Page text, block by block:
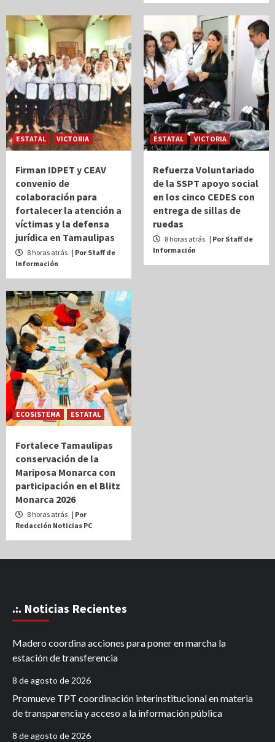
ESTATAL VICTORIA
Firman IDPET y CEAV
convenio de
colaboración para
fortalecer la atención a
víctimas y la defensa
jurídica en Tamaulipas
8 horas atrás | Por Staff de
Información
ESTATAL VICTORIA
Refuerza Voluntariado
de la SSPT apoyo social
en los cinco CEDES con
entrega de sillas de
ruedas
8 horas atrás | Por Staff de
Información
ECOSISTEMA ESTATAL
Fortalece Tamaulipas
conservación de la
Mariposa Monarca con
participación en el Blitz
Monarca 2026
8 horas atrás | Por
Redacción Noticias PC
.:. Noticias Recientes
Madero coordina acciones para poner en marcha la
estación de transferencia
8 de agosto de 2026
Promueve TPT coordinación interinstitucional en materia
de transparencia y acceso a la información pública
8 de agosto de 2026